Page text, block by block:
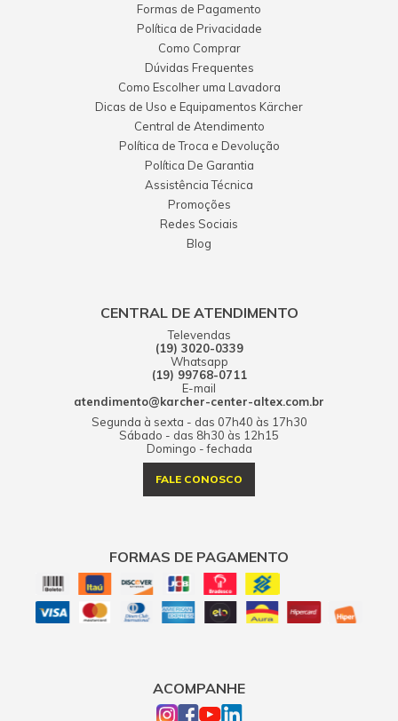
Formas de Pagamento
Política de Privacidade
Como Comprar
Dúvidas Frequentes
Como Escolher uma Lavadora
Dicas de Uso e Equipamentos Kärcher
Central de Atendimento
Política de Troca e Devolução
Política De Garantia
Assistência Técnica
Promoções
Redes Sociais
Blog
CENTRAL DE ATENDIMENTO
Televendas
(19) 3020-0339
Whatsapp
(19) 99768-0711
E-mail
atendimento@karcher-center-altex.com.br
Segunda à sexta - das 07h40 às 17h30
Sábado - das 8h30 às 12h15
Domingo - fechada
FALE CONOSCO
FORMAS DE PAGAMENTO
ACOMPANHE